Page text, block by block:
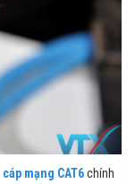
cáp mạng CAT6chính